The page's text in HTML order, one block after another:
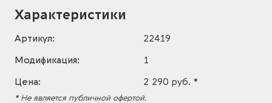
Характеристики
Артикул:
22419
Модификация:
1
Цена:
2 290 руб. *
* Не является публичной офертой.